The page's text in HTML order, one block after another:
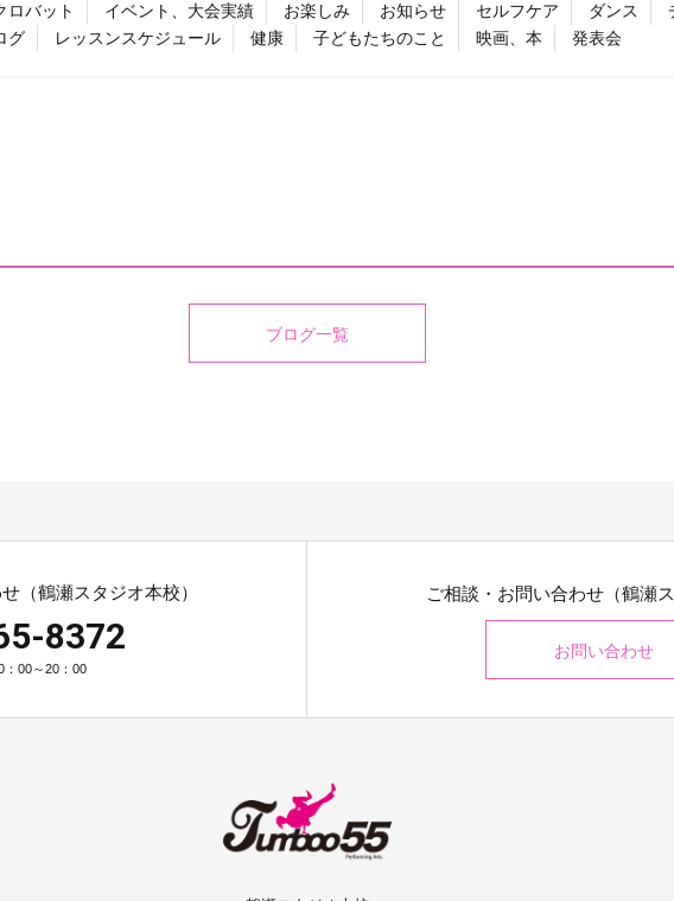
ロバット イベント、大会実績 お楽しみ お知らせ セルフケア ダンス
グ
レッスンスケジュール 健康 子どもたちのこと 映画、本 発表会
ブログ一覧
（鶴瀬スタジオ本校）
8372
：00～20：00
ご相談・お問い合わせ（鶴瀬ス
お問い合わせ